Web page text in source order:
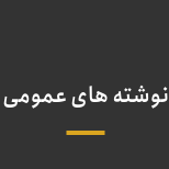
نوشته های عمومی